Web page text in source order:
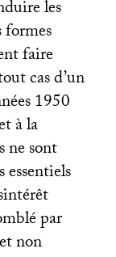
les
faire
cas d’un
1950
à la
ne sont
par
non